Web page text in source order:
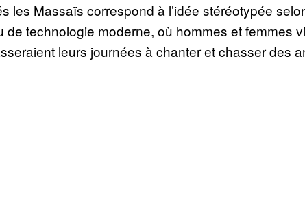
les Massaïs correspond à l’idée stéréotypée
de technologie moderne, où hommes et femmes
leurs journées à chanter et chasser des